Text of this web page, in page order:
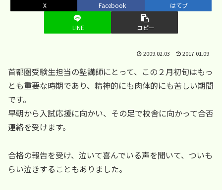
X Facebook はてブ
LINE コピー
2009.02.03 2017.01.09
首都圏受験生担当の塾講師にとって、この２月初旬はもっ
とも重要な時期であり、精神的にも肉体的にも苦しい期間
です。
早朝から入試応援に向かい、その足で校舎に向かって合否
連絡を受けます。
合格の報告を受け、泣いて喜んでいる声を聞いて、ついも
らい泣きすることもありました。